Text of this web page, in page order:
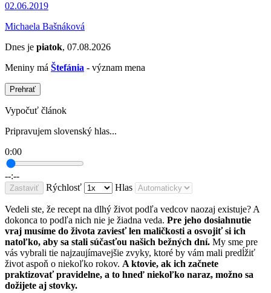
02.06.2019
Michaela Bašnáková
Dnes je piatok, 07.08.2026
Meniny má Štefánia - význam mena
Prehrať
Vypočuť článok
Pripravujem slovenský hlas...
0:00
--:--
Zastaviť Rýchlosť Hlas
Vedeli ste, že recept na dlhý život podľa vedcov naozaj existuje? A
dokonca to podľa nich nie je žiadna veda. Pre jeho dosiahnutie
vraj musíme do života zaviesť len maličkosti a osvojiť si ich
natoľko, aby sa stali súčasťou našich bežných dní. My sme pre
vás vybrali tie najzaujímavejšie zvyky, ktoré by vám mali predĺžiť
život aspoň o niekoľko rokov. A ktovie, ak ich začnete
praktizovať pravidelne, a to hneď niekoľko naraz, možno sa
dožijete aj stovky.